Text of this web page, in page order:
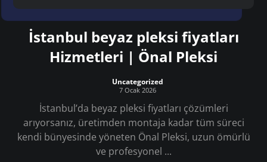
İstanbul beyaz pleksi fiyatları
Hizmetleri | Önal Pleksi
Uncategorized
7 Ocak 2026
İstanbul’da beyaz pleksi fiyatları çözümleri
arıyorsanız, üretimden montaja kadar tüm süreci
kendi bünyesinde yöneten Önal Pleksi, uzun ömürlü
ve profesyonel ...